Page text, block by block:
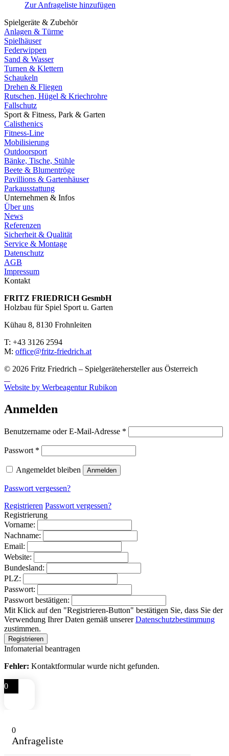
Zur Anfrageliste hinzufügen
Spielgeräte & Zubehör
Anlagen & Türme
Spielhäuser
Federwippen
Sand & Wasser
Turnen & Klettern
Schaukeln
Drehen & Fliegen
Rutschen, Hügel & Kriechrohre
Fallschutz
Sport & Fitness, Park & Garten
Calisthenics
Fitness-Line
Mobilisierung
Outdoorsport
Bänke, Tische, Stühle
Beete & Blumentröge
Pavillions & Gartenhäuser
Parkausstattung
Unternehmen & Infos
Über uns
News
Referenzen
Sicherheit & Qualität
Service & Montage
Datenschutz
AGB
Impressum
Kontakt
FRITZ FRIED­RICH GesmbH
Holzbau für Spiel Sport u. Garten
Kühau 8, 8130 Frohn­leiten
T: +43 3126 2594
M: office@fritz-fried­rich.at
© 2026 Fritz Friedrich – Spielgerätehersteller aus Österreich
Website by Werbeagentur Rubikon
Anmelden
Benutzername oder E-Mail-Adresse *
Passwort *
Angemeldet bleiben Anmelden
Passwort vergessen?
Registrieren Passwort vergessen?
Registrierung
Vorname:
Nachname:
Email:
Website:
Bundesland:
PLZ:
Passwort:
Passwort bestätigen:
Mit Klick auf den "Registrieren-Button" bestätigen Sie, dass Sie der
Verwendung Ihrer Daten gemäß unsererDatenschutzbestimmung
zustimmen.
Infomaterial beantragen
Fehler: Kontaktformular wurde nicht gefunden.
0
0
Anfrageliste